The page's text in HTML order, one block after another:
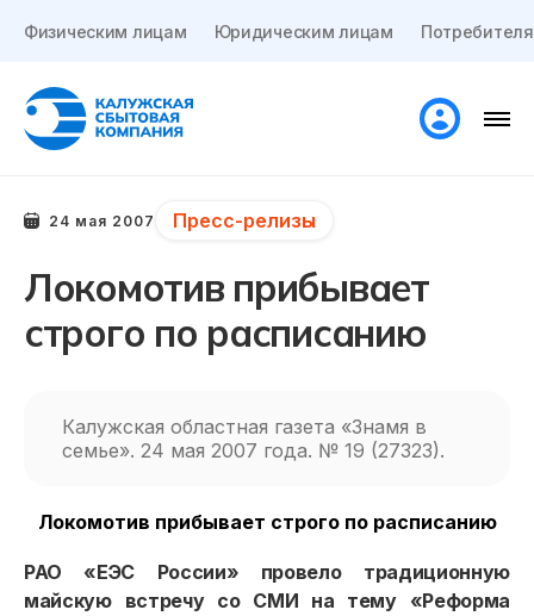
Физическим лицам Юридическим лицам
24 мая 2007 Пресс-релизы
Локомотив прибывает
строго по расписанию
Калужская областная газета «Знамя в
семье». 24 мая 2007 года. № 19 (27323).
Локомотив прибывает строго по расписанию
РАО «ЕЭС России» провело традиционную
майскую встречу со СМИ на тему «Реформа